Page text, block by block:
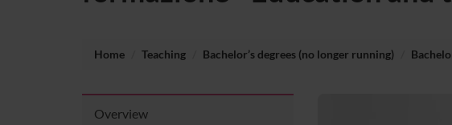
Home Teaching Bachelor’s degrees (no longer running)
Overview